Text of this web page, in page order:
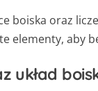
boiska oraz
elementy, aby
układ